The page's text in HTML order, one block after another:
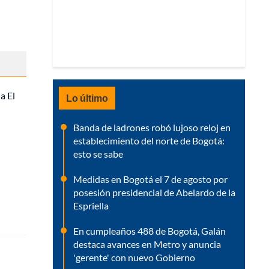
El
Lo último
Banda de ladrones robó lujoso reloj en
establecimiento del norte de Bogotá:
esto se sabe
Medidas en Bogotá el 7 de agosto por
posesión presidencial de Abelardo de la
Espriella
En cumpleaños 488 de Bogotá, Galán
destaca avances en Metro y anuncia
'gerente' con nuevo Gobierno